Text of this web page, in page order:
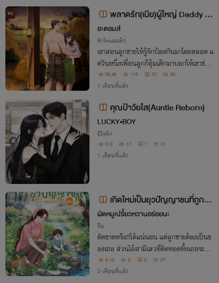
จบ
พลาดรัก(เมีย)ผู้ใหญ่ Daddy on
e-night stand
อะตอมส์
รักโรแมนติก
เขาสอนลูกชายให้รู้จักป้องกันมาโดยตลอด แ
ต่วันหนึ่งเพื่อนลูกก็อุ้มเด็กมาบอกให้เขาช่วย
รับผิดชอบ เขานึกว่าลูกไปทำเพื่อนท้องจึงดุลู
กไป แต่แล้วก็ต้องหน้าเจื่อนเมื่อเธอบอกว่าเ
56.4K 115 70 56
1 เดือนที่แล้ว
คุณป้าวัยใส(Auntie Reborn)
LUCKY•BOY
อีโรติก
612 17 1 21
1 เดือนที่แล้ว
เกิดใหม่เป็นยุวปัญญาชนที่ถูกทอ
ดทิ้ง 70s
ผัดหมูเปรี้ยวหวานอร่อยนะ
จีน
ตัดขาดหรือ!!ได้แน่นอน แต่ลูกชายต้องเป็นข
องเธอ ส่วนไอ้สามีเลวที่คิดทอดทิ้งเธอจะต้อ
งเสียใจหลังจากนี้ คิดดูถูกยุวปัญญาชนอย่าง
เธองั้นหรือ! คิดผิดซะแล้ว เธอจะเลี้ยงดูลูกชา
4.1K 6 6 27
2 เดือนที่แล้ว